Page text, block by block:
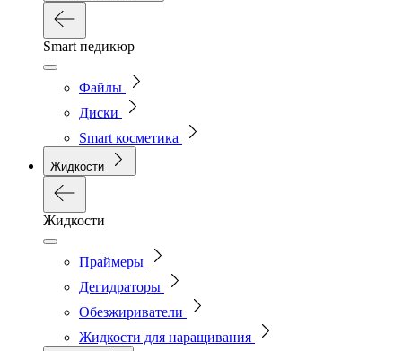
Smart педикюр
Файлы
Диски
Smart косметика
Жидкости
Жидкости
Праймеры
Дегидраторы
Обезжириватели
Жидкости для наращивания